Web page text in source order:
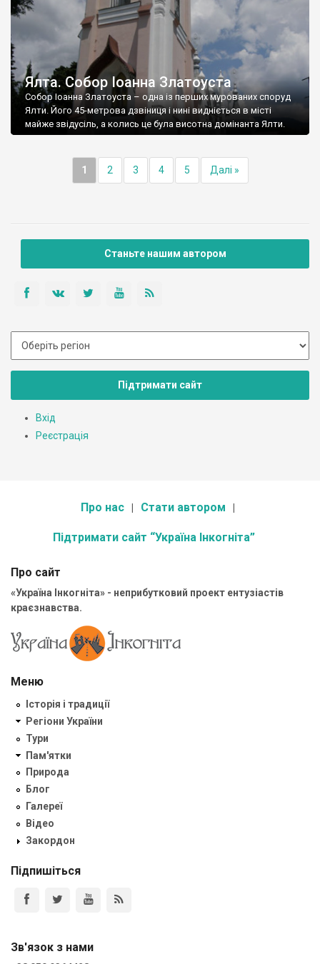
Ялта. Собор Іоанна Златоуста
Собор Іоанна Златоуста – одна із перших мурованих споруд
Ялти. Його 45-метрова дзвіниця і нині видніється в місті
майже звідусіль, а колись це була висотна домінанта Ялти.
1 2 3 4 5 Далі »
Станьте нашим автором
Підтримати сайт
Вхід
Реєстрація
Про нас Стати автором
Підтримати сайт “Україна Інкогніта”
Про сайт
«Україна Інкогніта» - неприбутковий проект ентузіастів
краєзнавства.
Меню
Історія і традиції
Регіони України
Тури
Пам'ятки
Природа
Блог
Галереї
Відео
Закордон
Підпишіться
Зв'язок з нами